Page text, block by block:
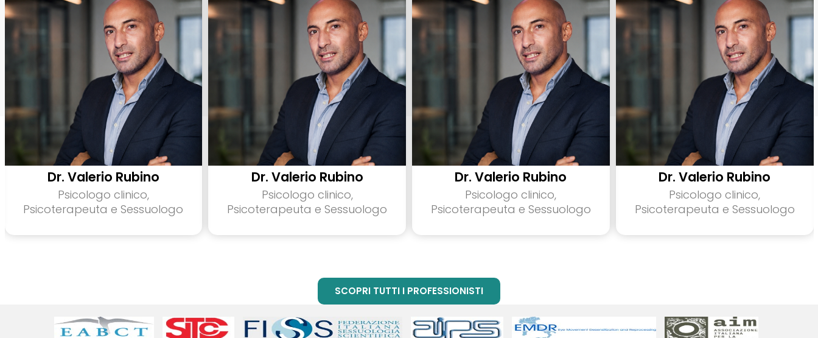
Dr. Valerio Rubino
Psicologo clinico,
Psicoterapeuta e Sessuologo
Dr. Valerio Rubino
Psicologo clinico,
Psicoterapeuta e Sessuologo
Dr. Valerio Rubino
Psicologo clinico,
Psicoterapeuta e Sessuologo
Dr. Valerio Rubino
Psicologo clinico,
Psicoterapeuta e Sessuologo
SCOPRI TUTTI I PROFESSIONISTI